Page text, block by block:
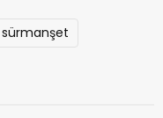
sürmanşet